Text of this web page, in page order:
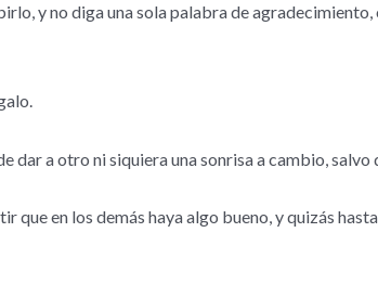
y no diga una sola palabra de agradecimiento,
dar a otro ni siquiera una sonrisa a cambio, salvo
en los demás haya algo bueno, y quizás